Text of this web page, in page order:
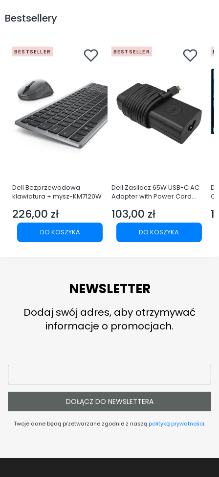
Bestsellery
BESTSELLER
Dell Bezprzewodowa
klawiatura + mysz-KM7120W
Cena
226,00 zł
DO KOSZYKA
BESTSELLER
Dell Zasilacz 65W USB-C AC
Adapter with Power Cord
Cena
103,00 zł
DO KOSZYKA
NEWSLETTER
Dodaj swój adres, aby otrzymywać
informacje o promocjach.
DOŁĄCZ DO NEWSLETTERA
Twoje dane będą przetwarzane zgodnie z nasząpolityką prywatności.